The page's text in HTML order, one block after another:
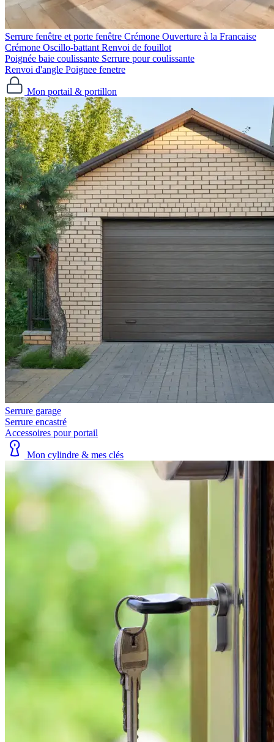
Serrure fenêtre et porte fenêtre Crémone Ouverture à la Francaise
Crémone Oscillo-battant Renvoi de fouillot
Poignée baie coulissante Serrure pour coulissante
Renvoi d'angle Poignee fenetre
Mon portail & portillon
Serrure garage
Serrure encastré
Accessoires pour portail
Mon cylindre & mes clés